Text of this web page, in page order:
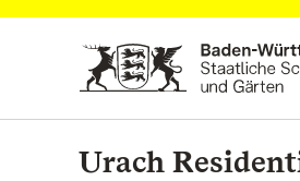
Navigate to main page
Urach